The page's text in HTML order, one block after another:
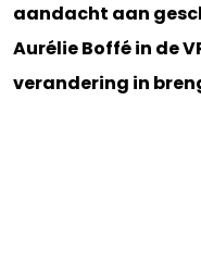
aandacht aan
Aurélie Boffé in de
verandering in